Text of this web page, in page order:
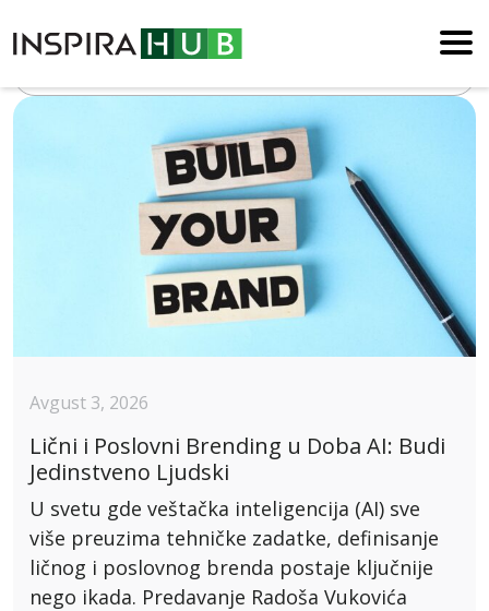
Blog
Avgust 3, 2026
Lični i Poslovni Brending u Doba AI: Budi
Jedinstveno Ljudski
U svetu gde veštačka inteligencija (AI) sve
više preuzima tehničke zadatke, definisanje
ličnog i poslovnog brenda postaje ključnije
nego ikada. Predavanje Radoša Vukovića